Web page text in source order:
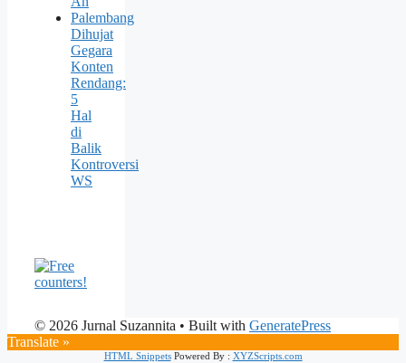
Palembang
Dihujat
Gegara
Konten
Rendang:
5
Hal
di
Balik
Kontroversi
WS
© 2026 Jurnal Suzannita • Built with GeneratePress
Translate »
HTML SnippetsPowered By : XYZScripts.com